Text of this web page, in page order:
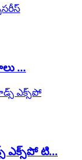
...
ఎక్స్‌పో టి...